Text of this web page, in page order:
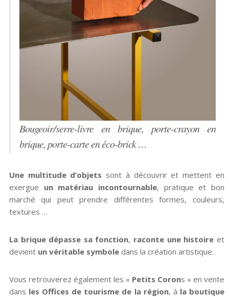
Bougeoir/serre-livre en brique, porte-crayon en
brique, porte-carte en éco-brick …
Une multitude d’objets sont à découvrir et mettent en
exergue un matériau incontournable, pratique et bon
marché qui peut prendre différentes formes, couleurs,
textures …
La brique dépasse sa fonction, raconte une histoire et
devient un véritable symboledans la création artistique.
Vous retrouverez également les « Petits Corons » en vente
dans les Offices de tourisme de la région, à la boutique